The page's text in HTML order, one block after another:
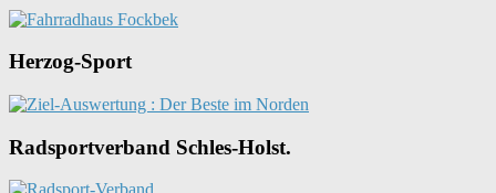
Herzog-Sport
Radsportverband Schles-Holst.